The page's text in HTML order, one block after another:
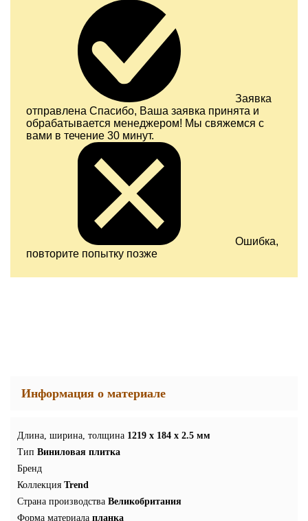
Заявка
отправлена Спасибо, Ваша заявка принята и
обрабатывается менеджером! Мы свяжемся с
вами в течение 30 минут.
Ошибка,
повторите попытку позже
Информация о материале
Длина, ширина, толщина 1219 x 184 x 2.5 мм
Тип Виниловая плитка
Бренд
Коллекция Trend
Страна производства Великобритания
Форма материала планка